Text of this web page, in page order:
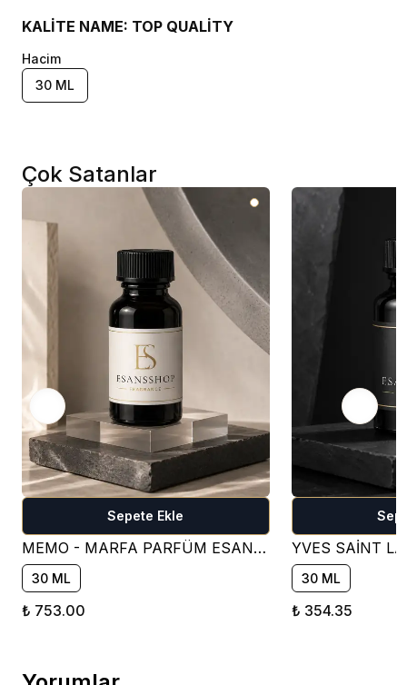
KALİTE NAME: TOP QUALİTY
Hacim
30 ML
Çok Satanlar
Sepete Ekle
MEMO - MARFA PARFÜM ESANSI ( ÇİÇEKSİ )
30 ML
₺ 753.00
30 ML
₺ 354.35